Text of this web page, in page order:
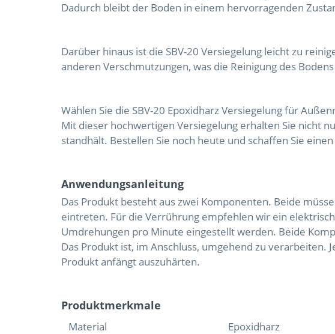
Dadurch bleibt der Boden in einem hervorragenden
Darüber hinaus ist die SBV-20 Versiegelung leicht zu
anderen Verschmutzungen, was die Reinigung des
Wählen Sie die SBV-20 Epoxidharz Versiegelung für
Mit dieser hochwertigen Versiegelung erhalten Sie nicht
standhält. Bestellen Sie noch heute und schaffen Sie
Anwendungsanleitung
Das Produkt besteht aus zwei Komponenten. Beide
eintreten. Für die Verrührung empfehlen wir ein
Umdrehungen pro Minute eingestellt werden. Beide
Das Produkt ist, im Anschluss, umgehend zu
Produkt anfängt auszuhärten.
Produktmerkmale
Material
Epoxidharz